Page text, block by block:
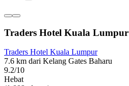
Traders Hotel Kuala Lumpur
Traders Hotel Kuala Lumpur
7.6 km dari Kelang Gates Baharu
9.2/10
Hebat